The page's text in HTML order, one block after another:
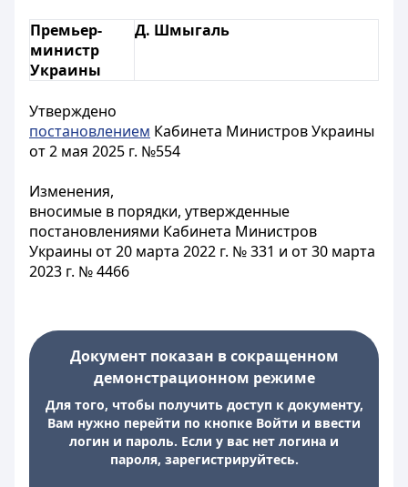
Премьер-
министр
Украины
Д. Шмыгаль
Утверждено
постановлением Кабинета Министров Украины
от 2 мая 2025 г. №554
Изменения,
вносимые в порядки, утвержденные
постановлениями Кабинета Министров
Украины от 20 марта 2022 г. № 331 и от 30 марта
2023 г. № 4466
Документ показан в сокращенном
демонстрационном режиме
Для того, чтобы получить доступ к документу,
Вам нужно перейти по кнопке Войти и ввести
логин и пароль. Если у вас нет логина и
пароля, зарегистрируйтесь.